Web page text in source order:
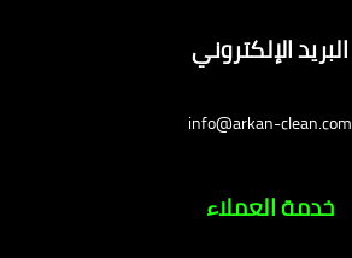
البريد الإلكتروني
info@arkan-clean.com
خدمة العملاء